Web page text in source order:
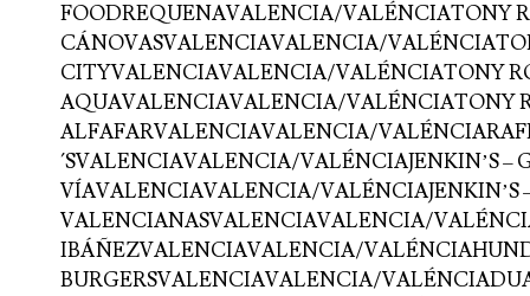
FOODREQUENAVALENCIA/VALÉNCIATONY
CÁNOVASVALENCIAVALENCIA/
CITYVALENCIAVALENCIA/VALÉNCIATONY
AQUAVALENCIAVALENCIA/VALÉNCIATONY
ALFAFARVALENCIAVALENCIA/
´SVALENCIAVALENCIA/VALÉNCIAJENKIN’S –
VÍAVALENCIAVALENCIA/VALÉNCIAJENKIN’S
VALENCIANASVALENCIAVALENCIA/
IBÁÑEZVALENCIAVALENCIA/
BURGERSVALENCIAVALENCIA/